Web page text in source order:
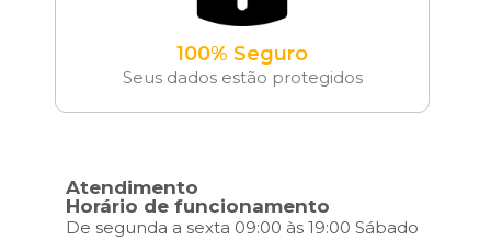
100% Seguro
Seus dados estão protegidos
Atendimento
Horário de funcionamento
De segunda a sexta 09:00 às 19:00 Sábado